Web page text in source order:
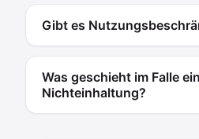
Gibt es
Was geschieht im Falle
Nichteinhaltung?